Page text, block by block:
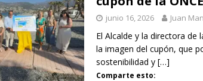
junio 16, 2026 Juan
El Alcalde y la directora de
la imagen del cupón, que
sostenibilidad y […]
Comparte esto: